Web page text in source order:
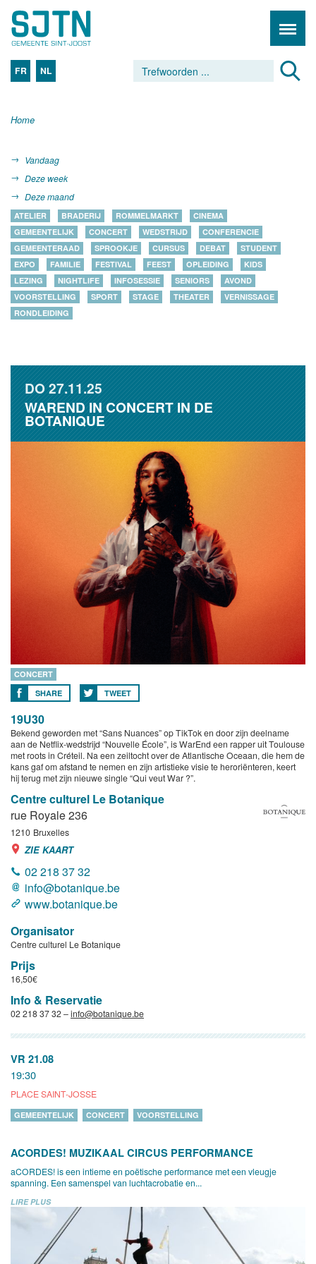
FR NL
Home
Vandaag
Deze week
Deze maand
ATELIER BRADERIJ ROMMELMARKT
CINEMA
GEMEENTELIJK
CONCERT WEDSTRIJD
CONFERENCIE
GEMEENTERAAD
SPROOKJE CURSUS DEBAT
STUDENT
EXPO
FAMILIE FESTIVAL FEEST OPLEIDING
KIDS
LEZING
NIGHTLIFE INFOSESSIE SENIORS
AVOND
VOORSTELLING
SPORT STAGE THEATER
VERNISSAGE
RONDLEIDING
DO27.11.25
WAREND IN CONCERT IN DE
BOTANIQUE
CONCERT
SHARE
TWEET
19U30
Bekend geworden met “Sans Nuances” op TikTok en door zijn deelname
aan de Netflix-wedstrijd “Nouvelle École”, is WarEnd een rapper uit Toulouse
met roots in Créteil. Na een zeiltocht over de Atlantische Oceaan, die hem de
kans gaf om afstand te nemen en zijn artistieke visie te heroriënteren, keert
hij terug met zijn nieuwe single “Qui veut War ?”.
Centre culturel Le Botanique
rue Royale 236
1210 Bruxelles
ZIE KAART
02 218 37 32
info@botanique.be
www.botanique.be
Organisator
Centre culturel Le Botanique
Prijs
16,50€
Info & Reservatie
02 218 37 32 –info@botanique.be
VR 21.08
19:30
PLACE SAINT-JOSSE
GEMEENTELIJK CONCERT VOORSTELLING
ACORDES! MUZIKAAL CIRCUS PERFORMANCE
aCORDES! is een intieme en poëtische performance met een vleugje
spanning. Een samenspel van luchtacrobatie en...
LIRE PLUS